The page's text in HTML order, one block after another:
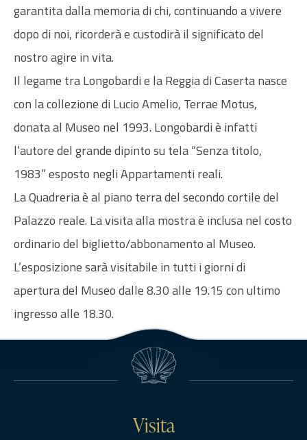
garantita dalla memoria di chi, continuando a vivere
dopo di noi, ricorderà e custodirà il significato del
nostro agire in vita.
Il legame tra Longobardi e la Reggia di Caserta nasce
con la collezione di Lucio Amelio, Terrae Motus,
donata al Museo nel 1993. Longobardi è infatti
l’autore del grande dipinto su tela “Senza titolo,
1983” esposto negli Appartamenti reali.
La Quadreria è al piano terra del secondo cortile del
Palazzo reale. La visita alla mostra è inclusa nel costo
ordinario del biglietto/abbonamento al Museo.
L’esposizione sarà visitabile in tutti i giorni di
apertura del Museo dalle 8.30 alle 19.15 con ultimo
ingresso alle 18.30.
Visita